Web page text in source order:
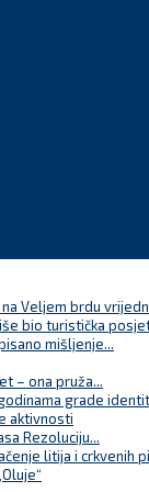
Veljem brdu
bio turistička
mišljenje...
– ona pruža...
grade
aktivnosti
Rezoluciju...
litija i crkvenih